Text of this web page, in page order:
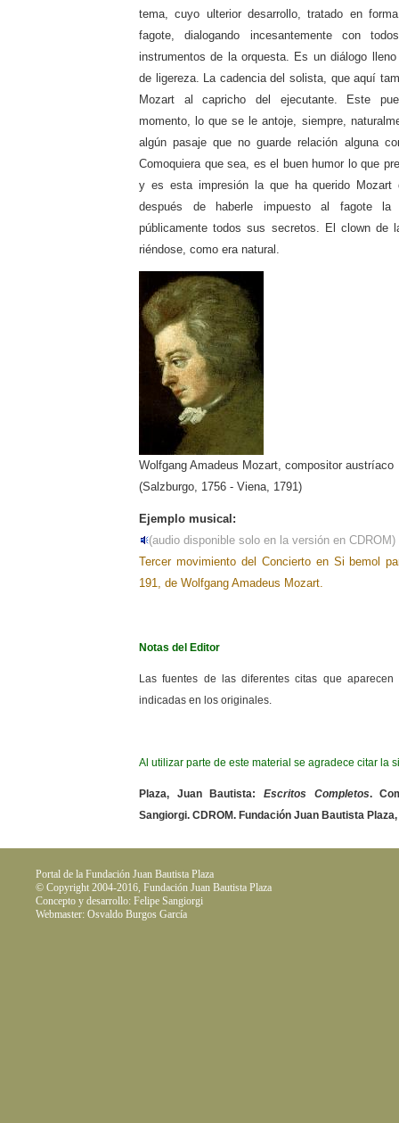
tema, cuyo ulterior desarrollo, tratado en
fagote, dialogando incesantemente con
instrumentos de la orquesta. Es un diálogo
de ligereza. La cadencia del solista, que aquí
Mozart al capricho del ejecutante. Este
momento, lo que se le antoje, siempre,
algún pasaje que no guarde relación alguna
Comoquiera que sea, es el buen humor lo que
y es esta impresión la que ha querido Mozart
después de haberle impuesto al fagote la
públicamente todos sus secretos. El clown de
riéndose, como era natural.
Wolfgang Amadeus Mozart, compositor austríaco
(Salzburgo, 1756 - Viena, 1791)
Ejemplo musical:
(audio disponible solo en la versión en CDROM)
Tercer movimiento del Concierto en Si bemol
191, de Wolfgang Amadeus Mozart.
Notas del Editor
Las fuentes de las diferentes citas que
indicadas en los originales.
Al utilizar parte de este material se agradece citar la
Plaza, Juan Bautista: Escritos Completos.
Sangiorgi. CDROM. Fundación Juan Bautista
Portal de la Fundación Juan Bautista Plaza
© Copyright 2004-2016, Fundación Juan Bautista Plaza
Concepto y desarrollo: Felipe Sangiorgi
Webmaster: Osvaldo Burgos García